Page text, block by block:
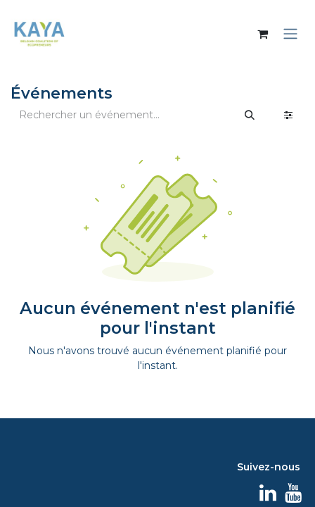
Événements
Aucun événement n'est planifié
pour l'instant
Nous n'avons trouvé aucun événement planifié pour
l'instant.
Suivez-nous